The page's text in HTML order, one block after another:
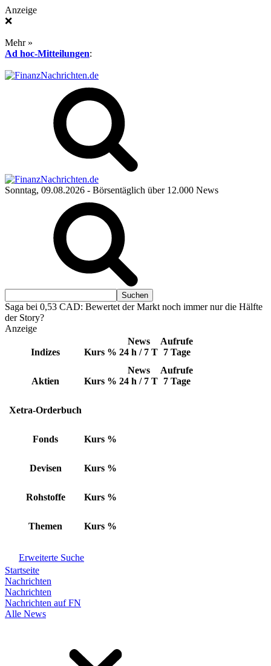
Anzeige
❌
Mehr »
Ad hoc-Mitteilungen:
Sonntag, 09.08.2026 - Börsentäglich über 12.000 News
Saga bei 0,53 CAD: Bewertet der Markt noch immer nur die Hälfte
der Story?
Anzeige
Indizes Kurs %
News
24 h / 7 T
Aufrufe
7 Tage
Aktien Kurs %
News
24 h / 7 T
Aufrufe
7 Tage
Xetra-Orderbuch
Fonds Kurs %
Devisen Kurs %
Rohstoffe Kurs %
Themen Kurs %
Erweiterte Suche
Startseite
Nachrichten
Nachrichten
Nachrichten auf FN
Alle News